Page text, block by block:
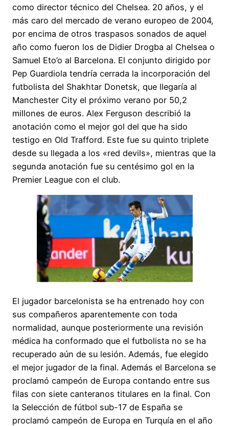
como director técnico del Chelsea. 20 años, y el
más caro del mercado de verano europeo de 2004,
por encima de otros traspasos sonados de aquel
año como fueron los de Didier Drogba al Chelsea o
Samuel Eto’o al Barcelona. El conjunto dirigido por
Pep Guardiola tendría cerrada la incorporación del
futbolista del Shakhtar Donetsk, que llegaría al
Manchester City el próximo verano por 50,2
millones de euros. Alex Ferguson describió la
anotación como el mejor gol del que ha sido
testigo en Old Trafford. Este fue su quinto triplete
desde su llegada a los «red devils», mientras que la
segunda anotación fue su centésimo gol en la
Premier League con el club.
El jugador barcelonista se ha entrenado hoy con
sus compañeros aparentemente con toda
normalidad, aunque posteriormente una revisión
médica ha conformado que el futbolista no se ha
recuperado aún de su lesión. Además, fue elegido
el mejor jugador de la final. Además el Barcelona se
proclamó campeón de Europa contando entre sus
filas con siete canteranos titulares en la final. Con
la Selección de fútbol sub-17 de España se
proclamó campeón de Europa en Turquía en el año